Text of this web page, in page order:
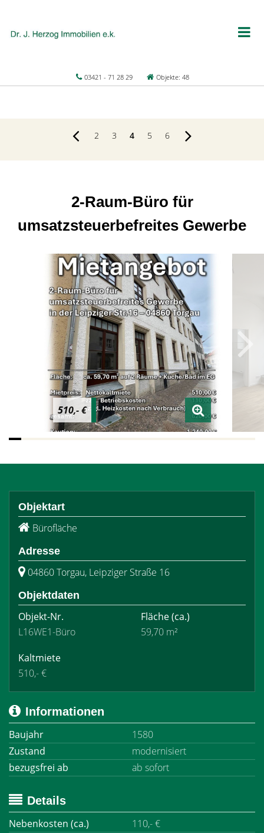
03421 - 71 28 29 Objekte: 48
2 3 4 5 6
2-Raum-Büro für
umsatzsteuerbefreites Gewerbe
510,- €
Objektart
Bürofläche
Adresse
04860 Torgau, Leipziger Straße 16
Objektdaten
Objekt-Nr.
L16WE1-Büro
Fläche(ca.)
59,70 m²
Kaltmiete
510,- €
Informationen
Baujahr
1580
Zustand
modernisiert
bezugsfrei ab
ab sofort
Details
Nebenkosten (ca.)
110,- €